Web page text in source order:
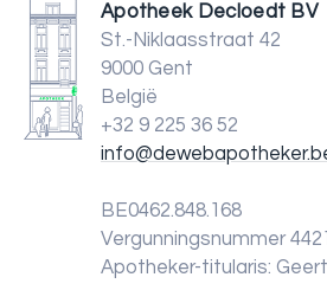
Apotheek Decloedt BV
St.-Niklaasstraat 42
9000 Gent
België
+32 9 225 36 52
BE0462.848.168
Vergunningsnummer
Apotheker-titularis: